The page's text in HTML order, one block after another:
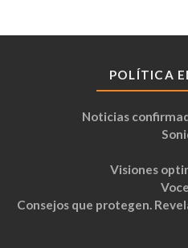
POLÍTICA
Noticias
Visiones
Consejos que protegen.